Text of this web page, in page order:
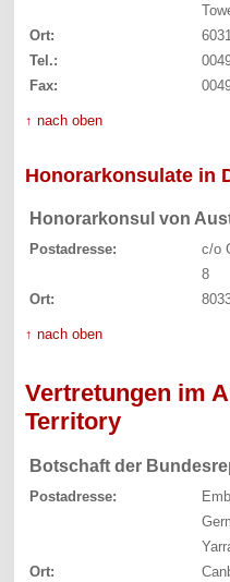
Ort:
Tel.:
Fax:
↑ nach oben
Honorarkonsulate in
Honorarkonsul von
Postadresse:
c/o
8
Ort:
↑ nach oben
Vertretungen im
Territory
Botschaft der
Postadresse:
Ort: